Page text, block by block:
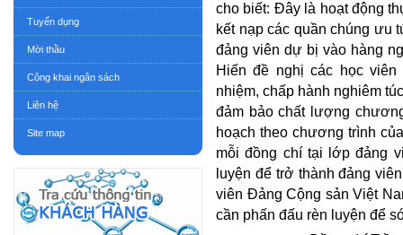
Tuyển dụng
Mời thầu
Công khai ngân sách
Liên hệ
Site map
cho biết: Đây là hoạt động
kết nạp các quần chúng ưu
đảng viên dự bị vào hàng
Hiến đề nghị các học
nhiệm, chấp hành nghiêm
đảm bảo chất lượng
hoạch theo chương trình
mỗi đồng chí tại lớp đảng
luyện để trở thành đảng
viên Đảng Cộng sản Việt
cần phấn đấu rèn luyện để